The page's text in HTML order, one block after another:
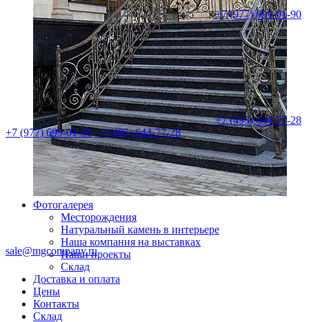
Фотогалерея
Месторождения
Натуральный камень в интерьере
Наша компания на выставках
Наши проекты
Склад
Доставка и оплата
Цены
Контакты
Склад
+7 (977) 699-01-90
+7 (495) 644-77-28
+7 (977) 699-01-90 +7 (495) 644-77-28
sale@mgcompany.ru